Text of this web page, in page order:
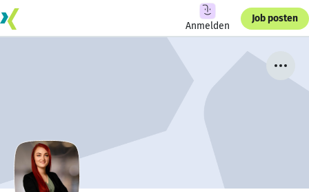
Anmelden
Job posten